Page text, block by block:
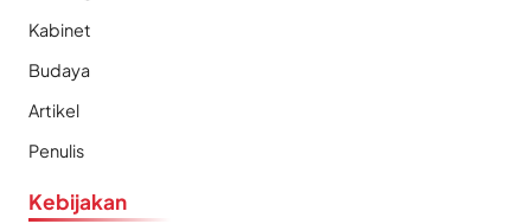
Kabinet
Budaya
Artikel
Penulis
Kebijakan